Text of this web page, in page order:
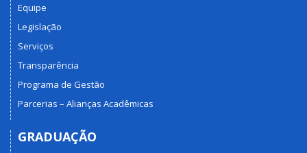
Equipe
Legislação
Serviços
Transparência
Programa de Gestão
Parcerias – Alianças Acadêmicas
GRADUAÇÃO